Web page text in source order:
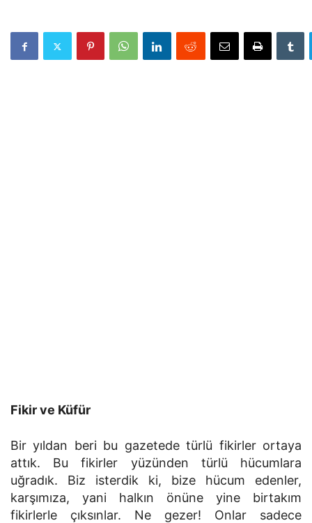
Fikir ve Küfür
Bir yıldan beri bu gazetede türlü fikirler ortaya
attık. Bu fikirler yüzünden türlü hücumlara
uğradık. Biz isterdik ki, bize hücum edenler,
karşımıza, yani halkın önüne yine birtakım
fikirlerle çıksınlar. Ne gezer! Onlar sadece